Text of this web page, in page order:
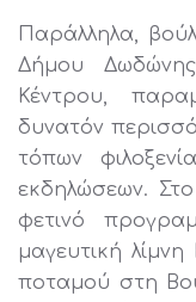
Παράλληλα,
Δήμου
Κέντρου,
δυνατόν
τόπων
εκδηλώσεων.
φετινό
μαγευτική
ποταμού στη